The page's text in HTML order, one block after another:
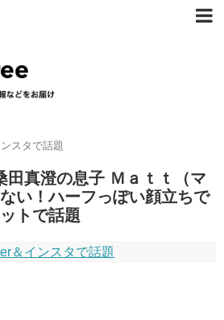
スタで話題
田真澄の息子 Ｍａｔｔ（マ
い！ハーフっぽい顔立ちで
トで話題
＆インスタで話題